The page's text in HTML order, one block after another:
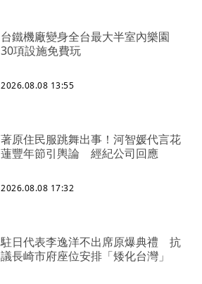
台鐵機廠變身全台最大半室內樂園
30項設施免費玩
2026.08.08 13:55
著原住民服跳舞出事！河智媛代言花
蓮豐年節引輿論 經紀公司回應
2026.08.08 17:32
駐日代表李逸洋不出席原爆典禮 抗
議長崎市府座位安排「矮化台灣」